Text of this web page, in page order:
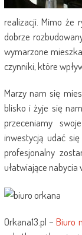
realizacji. Mimo że
dobrze
wymarzone
czynniki, które
Marzy nam się
blisko i żyje się
przeceniamy
inwestycją udać
profesjonalny
ułatwiające
Orkana13.pl –Biuro